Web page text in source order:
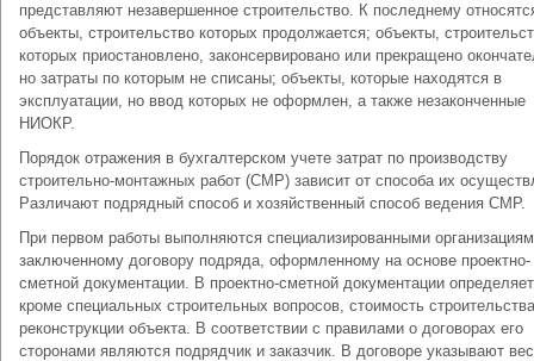
представляют незавершенное строительство. К последнему
объекты, строительство которых продолжается; объекты,
которых приостановлено, законсервировано или прекращено
но затраты по которым не списаны; объекты, которые находятся в
эксплуатации, но ввод которых не оформлен, а также незаконченные
НИОКР.
Порядок отражения в бухгалтерском учете затрат по производству
строительно-монтажных работ (СМР) зависит от способа их
Различают подрядный способ и хозяйственный способ ведения СМР.
При первом работы выполняются специализированными
заключенному договору подряда, оформленному на основе проектно-
сметной документации. В проектно-сметной документации
кроме специальных строительных вопросов, стоимость
реконструкции объекта. В соответствии с правилами о договорах его
сторонами являются подрядчик и заказчик. В договоре указывают